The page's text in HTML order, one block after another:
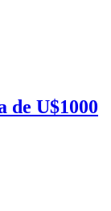
de U$1000